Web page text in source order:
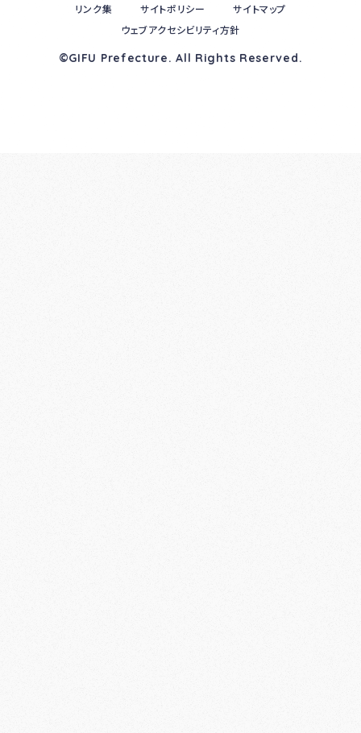
©GIFU Prefecture. All Rights Reserved.
リンク集 サイトポリシー
サイトマップ
ウェブアクセシビリティ方針